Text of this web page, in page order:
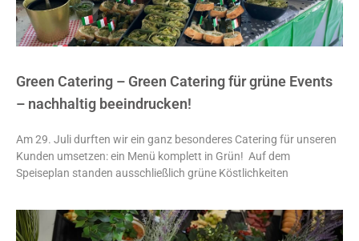
Green Catering – Green Catering für grüne Events
– nachhaltig beeindrucken!
Am 29. Juli durften wir ein ganz besonderes Catering für unseren
Kunden umsetzen: ein Menü komplett in Grün! Auf dem
Speiseplan standen ausschließlich grüne Köstlichkeiten